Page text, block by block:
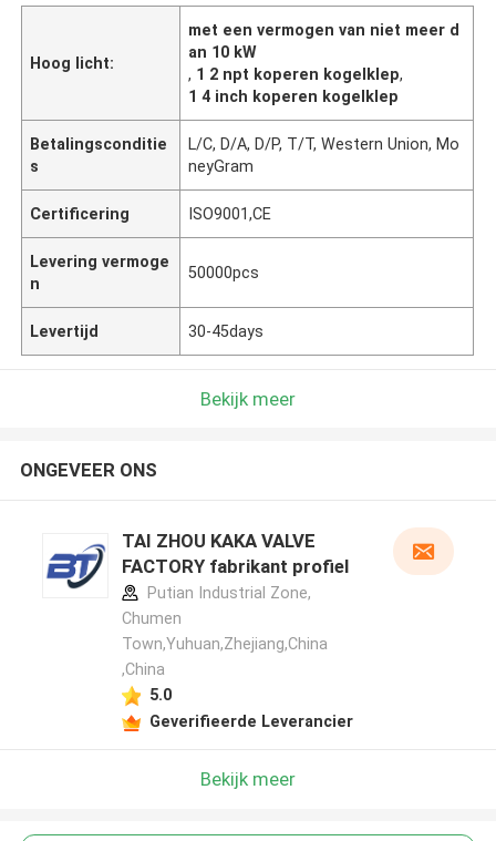
Hoog licht:
met een vermogen van niet meer d
an 10 kW
, 1 2 npt koperen kogelklep,
1 4 inch koperen kogelklep
Betalingsconditie
s
L/C, D/A, D/P, T/T, Western Union, Mo
neyGram
Certificering ISO9001,CE
Levering vermoge
n
50000pcs
Levertijd 30-45days
Bekijk meer
ONGEVEER ONS
TAI ZHOU KAKA VALVE
FACTORY fabrikant profiel
Putian Industrial Zone,
Chumen
Town,Yuhuan,Zhejiang,China
,China
5.0
Geverifieerde Leverancier
Bekijk meer